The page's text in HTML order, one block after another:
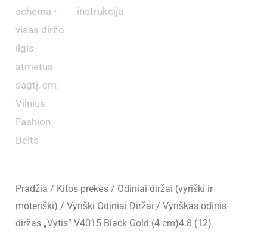
Pradžia / Kitos prekės / Odiniai diržai (vyriški ir
moteriški) /Vyriški Odiniai Diržai / Vyriškas odinis
diržas „Vytis” V4015 Black Gold (4 cm)4.8 (12)